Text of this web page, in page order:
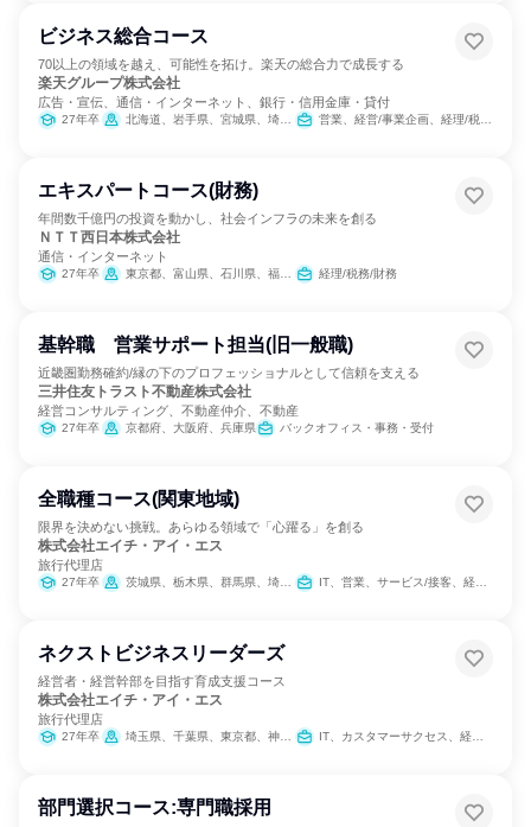
ビジネス総合コース
70以上の領域を越え、可能性を拓け。楽天の総合力で成長する
楽天グループ株式会社
広告・宣伝、通信・インターネット、銀行・信用金庫・貸付
27年卒 北海道、岩手県、宮城県、埼玉県、東京都、神奈川県、新潟県、石川県、長野県、静岡県、愛知県、京都府、大阪府、兵庫県、広島県、愛媛県、福岡県、鹿児島県、沖縄県 営業、経営/事業企画、経理/税務/財務、人事、総務、法務/知財、IT、広報/IR、商品企画、マーケティング・広告・宣伝
エキスパートコース(財務)
年間数千億円の投資を動かし、社会インフラの未来を創る
ＮＴＴ西日本株式会社
通信・インターネット
27年卒 東京都、富山県、石川県、福井県、岐阜県、静岡県、愛知県、三重県、滋賀県、京都府、大阪府、兵庫県、奈良県、和歌山県、鳥取県、島根県、岡山県、広島県、山口県、徳島県、香川県、愛媛県、高知県、福岡県、佐賀県、長崎県、熊本県、大分県、宮崎県、鹿児島県、沖縄県 経理/税務/財務
基幹職 営業サポート担当(旧一般職)
近畿圏勤務確約/縁の下のプロフェッショナルとして信頼を支える
三井住友トラスト不動産株式会社
経営コンサルティング、不動産仲介、不動産
27年卒 京都府、大阪府、兵庫県 バックオフィス・事務・受付
全職種コース(関東地域)
限界を決めない挑戦。あらゆる領域で「心躍る」を創る
株式会社エイチ・アイ・エス
旅行代理店
27年卒 茨城県、栃木県、群馬県、埼玉県、千葉県、東京都、神奈川県、山梨県、長野県、静岡県 IT、営業、サービス/接客、経理/税務/財務、法務/知財、商品企画、カスタマーサポート/コールセンター
ネクストビジネスリーダーズ
経営者・経営幹部を目指す育成支援コース
株式会社エイチ・アイ・エス
旅行代理店
27年卒 埼玉県、千葉県、東京都、神奈川県 IT、カスタマーサクセス、経営/事業企画、経理/税務/財務、法務/知財、営業、商品企画、マーケティング・広告・宣伝
部門選択コース:専門職採用